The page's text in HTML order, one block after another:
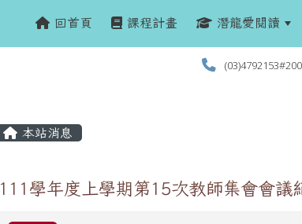
回首頁 課程計畫 潛龍愛閱讀
(03)4792153#200
本站消息
111學年度上學期第15次教師集會會